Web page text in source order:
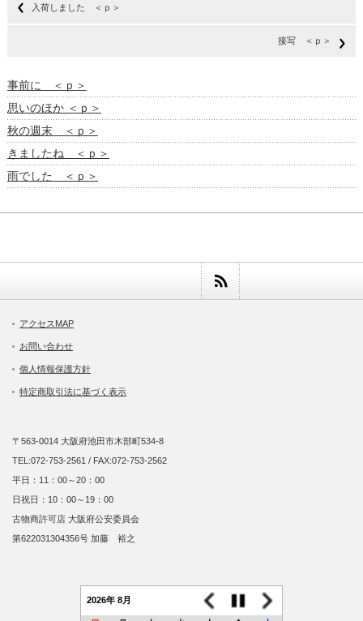
入荷しました ＜ｐ＞
接写 ＜ｐ＞
事前に ＜ｐ＞
思いのほか ＜ｐ＞
秋の週末 ＜ｐ＞
きましたね ＜ｐ＞
雨でした ＜ｐ＞
アクセスMAP
お問い合わせ
個人情報保護方針
特定商取引法に基づく表示
〒563-0014 大阪府池田市木部町534-8
TEL:072-753-2561 / FAX:072-753-2562
平日：11：00～20：00
日祝日：10：00～19：00
古物商許可店 大阪府公安委員会
第622031304356号 加藤 裕之
2026年 8月